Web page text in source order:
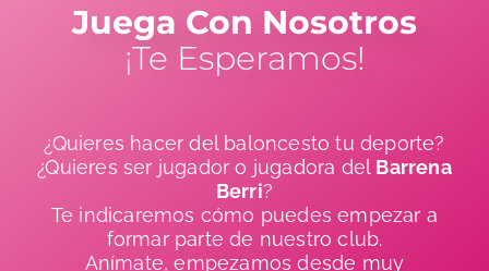
Juega Con Nosotros
¡Te Esperamos!
¿Quieres hacer del baloncesto tu deporte?
¿Quieres ser jugador o jugadora del Barrena
Berri?
Te indicaremos cómo puedes empezar a
formar parte de nuestro club.
Anímate, empezamos desde muy